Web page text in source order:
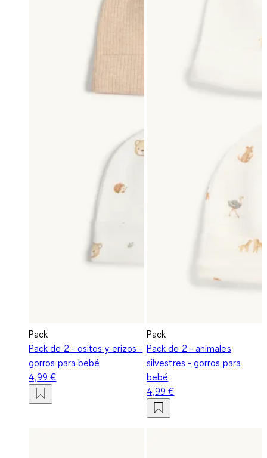
Pack
Pack de 2 - ositos y erizos -
gorros para bebé
4,99 €
Pack
Pack de 2 - animales
silvestres - gorros para
bebé
4,99 €